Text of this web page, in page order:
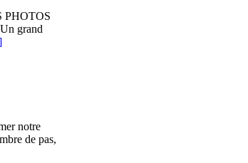
PHOTOS
grand
notre
de pas,